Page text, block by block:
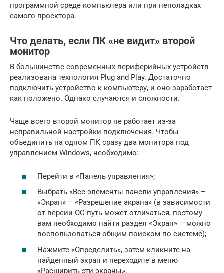
программной среде компьютера или при неполадках
самого проектора.
Что делать, если ПК «не видит» второй
монитор
В большинстве современных периферийных устройств
реализована технология Plug and Play. Достаточно
подключить устройство к компьютеру, и оно заработает
как положено. Однако случаются и сложности.
Чаще всего второй монитор не работает из-за
неправильной настройки подключения. Чтобы
объединить на одном ПК сразу два монитора под
управлением Windows, необходимо:
Перейти в «Панель управления»;
Выбрать «Все элементы панели управления» –
«Экран» – «Разрешение экрана» (в зависимости
от версии ОС путь может отличаться, поэтому
вам необходимо найти раздел «Экран» – можно
воспользоваться общим поиском по системе);
Нажмите «Определить», затем кликните на
найденный экран и переходите в меню
«Расширить эти экраны».